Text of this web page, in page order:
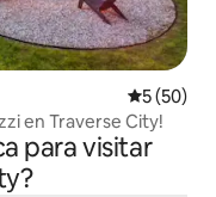
5 (50)
en Traverse City!
para visitar